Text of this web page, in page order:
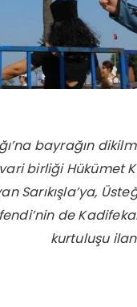
bayrağın
birliği Hükümet
Sarıkışla’ya,
de
kurtuluşu